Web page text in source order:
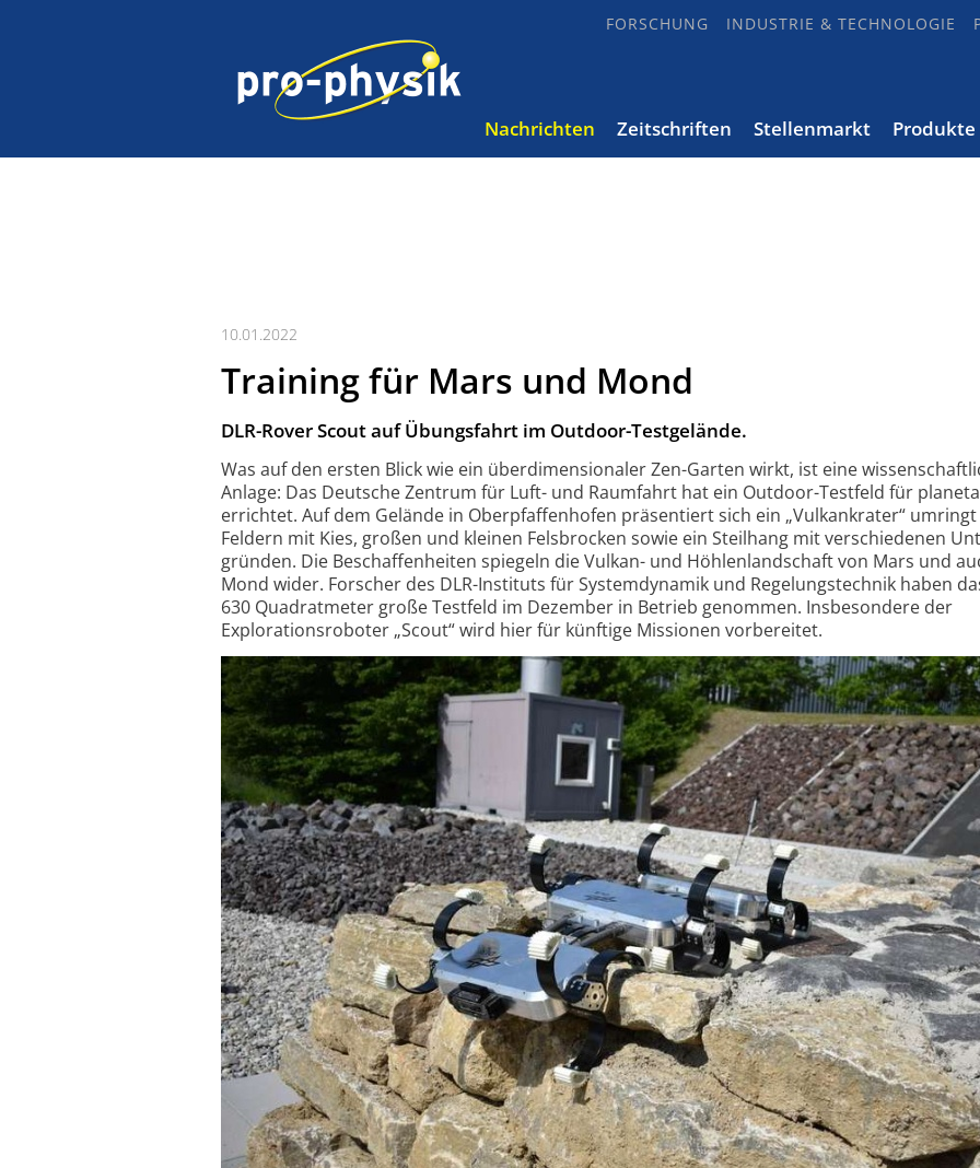
FORSCHUNG INDUSTRIE & TECHNOLOGIE
Nachrichten Zeitschriften Stellenmarkt Produkte
10.01.2022
Training für Mars und Mond
DLR-Rover Scout auf Übungsfahrt im Outdoor-Testgelände.
Was auf den ersten Blick wie ein über­dimen­sionaler Zen-Garten wirkt, ist eine
Anlage: Das Deutsche Zentrum für Luft- und Raumfahrt hat ein Outdoor-Testfeld für
errichtet. Auf dem Gelände in Ober­pfaffen­hofen präsentiert sich ein „Vulkankrater“ umringt
Feldern mit Kies, großen und kleinen Felsbrocken sowie ein Steilhang mit verschiedenen
gründen. Die Beschaffen­heiten spiegeln die Vulkan- und Höhlen­land­schaft von Mars und
Mond wider. Forscher des DLR-Instituts für System­dynamik und Regelungs­technik haben
630 Quadratmeter große Testfeld im Dezember in Betrieb genommen. Insbesondere der
Explorations­roboter „Scout“ wird hier für künftige Missionen vorbereitet.